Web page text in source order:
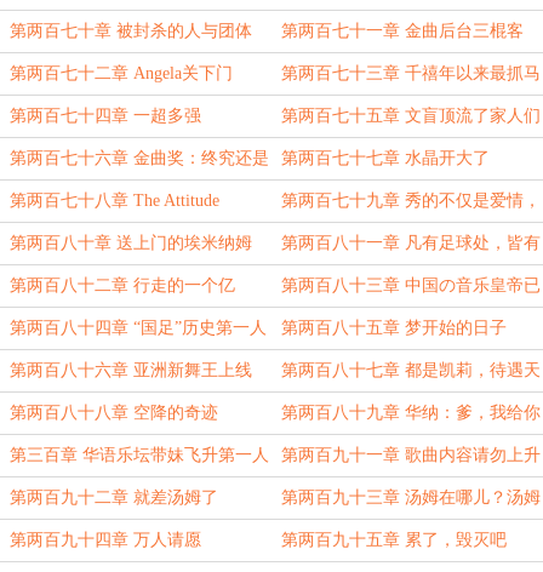
方式：周易
第两百七十章 被封杀的人与团体 第两百七十一章 金曲后台三棍客
第两百七十二章 Angela关下门 第两百七十三章 千禧年以来最抓马
金曲奖
第两百七十四章 一超多强 第两百七十五章 文盲顶流了家人们
第两百七十六章 金曲奖：终究还是
我多余了（五更！）
第两百七十七章 水晶开大了
第两百七十八章 The Attitude
Show（态度秀）
第两百七十九章 秀的不仅是爱情，
更是生活
第两百八十章 送上门的埃米纳姆 第两百八十一章 凡有足球处，皆有
周易歌
第两百八十二章 行走的一个亿 第两百八十三章 中国の音乐皇帝已
经抵达横滨
第两百八十四章 “国足”历史第一人 第两百八十五章 梦开始的日子
第两百八十六章 亚洲新舞王上线 第两百八十七章 都是凯莉，待遇天
差地别
第两百八十八章 空降的奇迹 第两百八十九章 华纳：爹，我给你
跪下了爹
第三百章 华语乐坛带妹飞升第一人 第两百九十一章 歌曲内容请勿上升
歌手
第两百九十二章 就差汤姆了 第两百九十三章 汤姆在哪儿？汤姆
破防了
第两百九十四章 万人请愿 第两百九十五章 累了，毁灭吧